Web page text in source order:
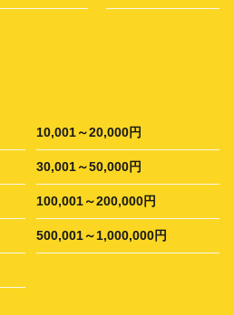
10,001～20,000円
30,001～50,000円
100,001～200,000円
500,001～1,000,000円